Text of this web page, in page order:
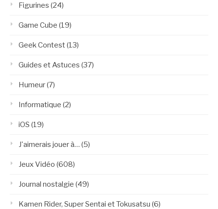
Figurines (24)
Game Cube (19)
Geek Contest(13)
Guides et Astuces (37)
Humeur(7)
Informatique (2)
iOS (19)
J'aimerais jouer à… (5)
Jeux Vidéo (608)
Journal nostalgie (49)
Kamen Rider, Super Sentai et Tokusatsu (6)